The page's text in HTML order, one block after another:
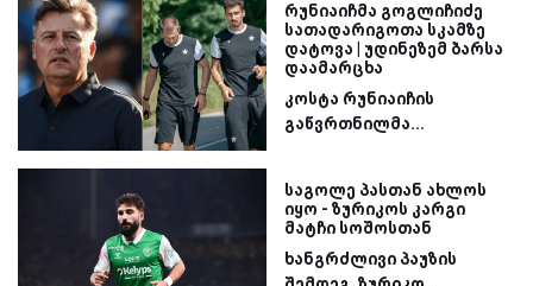
რუნიაიჩმა გოგლიჩიძე
სათადარიგოთა სკამზე
დატოვა | უდინეზემ ბარსა
დაამარცხა
კოსტა რუნიაიჩის
გაწვრთნილმა...
საგოლე პასთან ახლოს
იყო - ზურიკოს კარგი
მატჩი სოშოსთან
ხანგრძლივი პაუზის